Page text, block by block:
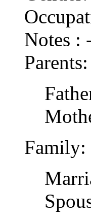
Notes :
Parents:
Family: